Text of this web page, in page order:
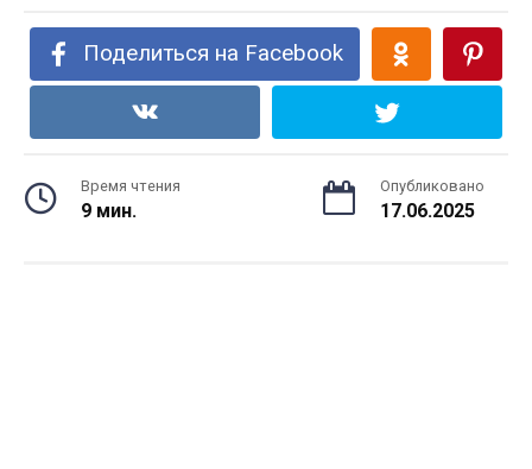
Поделиться на Facebook
Время чтения
9 мин.
Опубликовано
17.06.2025